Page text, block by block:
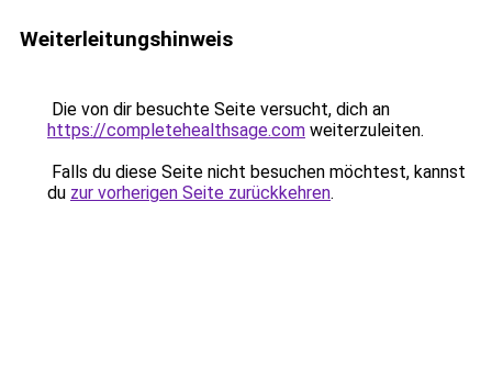
Weiterleitungshinweis
Die von dir besuchte Seite versucht, dich an
https://completehealthsage.com weiterzuleiten.
Falls du diese Seite nicht besuchen möchtest, kannst
du zur vorherigen Seite zurückkehren.